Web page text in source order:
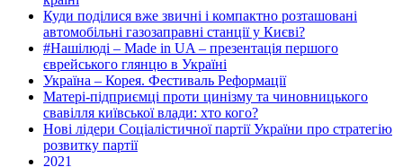
Куди поділися вже звичні і компактно розташовані
автомобільні газозаправні станції у Києві?
#Нашілюді – Made in UA – презентація першого
єврейського глянцю в Україні
Україна – Корея. Фестиваль Реформації
Матері-підприємці проти цинізму та чиновницького
свавілля київської влади: хто кого?
Нові лідери Соціалістичної партії України про стратегію
розвитку партії
2021